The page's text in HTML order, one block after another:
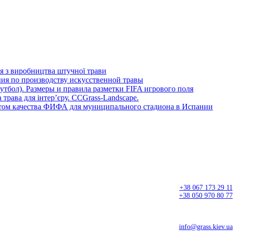
з виробництва штучної трави
по производству искусственной травы
Размеры и правила разметки FIFA игрового поля
для інтер’єру. CCGrass-Landscape.
качества ФИФА для муниципального стадиона в Испании
+38 067 173 29 11
+38 050 970 80 77
info@grass.kiev.ua